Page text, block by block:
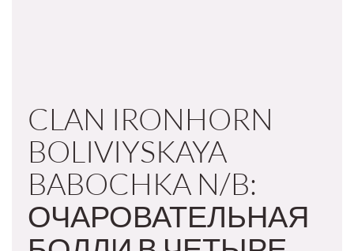
CLAN IRONHORN
BOLIVIYSKAYA
BABOCHKA N/B:
ОЧАРОВАТЕЛЬНАЯ